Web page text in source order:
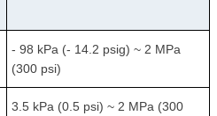
- 98 kPa (- 14.2 psig) ~ 2 MPa
(300 psi)
3.5 kPa (0.5 psi) ~ 2 MPa (300